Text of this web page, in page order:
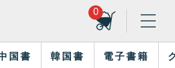
0
国書 韓国書 電子書籍